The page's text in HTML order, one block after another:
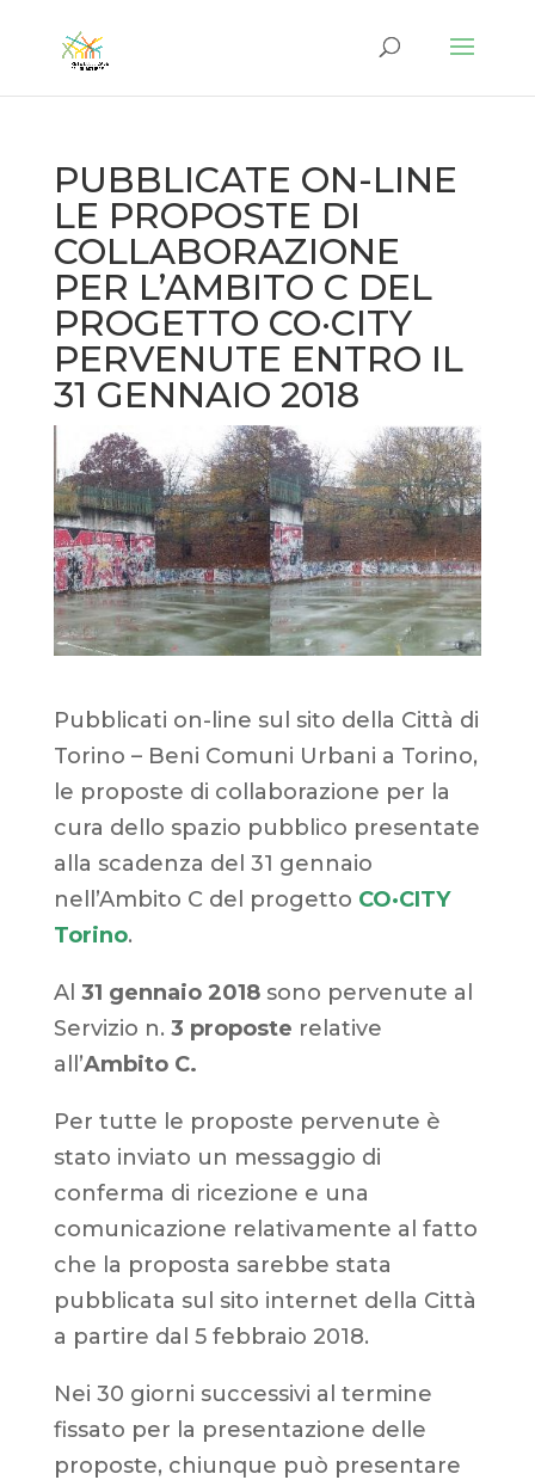
PUBBLICATE ON-LINE
LE PROPOSTE DI
COLLABORAZIONE
PER L’AMBITO C DEL
PROGETTO CO·CITY
PERVENUTE ENTRO IL
31 GENNAIO 2018
Pubblicati on-line sul sito della Città di
Torino – Beni Comuni Urbani a Torino,
le proposte di collaborazione per la
cura dello spazio pubblico presentate
alla scadenza del 31 gennaio
nell’Ambito C del progetto CO·CITY
Torino.
Al 31 gennaio 2018 sono pervenute al
Servizio n. 3 proposte relative
all’Ambito C.
Per tutte le proposte pervenute è
stato inviato un messaggio di
conferma di ricezione e una
comunicazione relativamente al fatto
che la proposta sarebbe stata
pubblicata sul sito internet della Città
a partire dal 5 febbraio 2018.
Nei 30 giorni successivi al termine
fissato per la presentazione delle
proposte, chiunque può presentare